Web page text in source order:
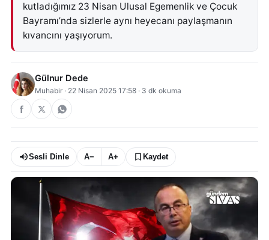
kutladığımız 23 Nisan Ulusal Egemenlik ve Çocuk
Bayramı’nda sizlerle aynı heyecanı paylaşmanın
kıvancını yaşıyorum.
Gülnur Dede
Muhabir · 22 Nisan 2025 17:58 · 3 dk okuma
Sesli Dinle A− A+ Kaydet